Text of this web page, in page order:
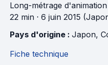
Long-métrage d'animation
22 min · 6 juin 2015
Pays d'origine : Japon,
Fiche technique